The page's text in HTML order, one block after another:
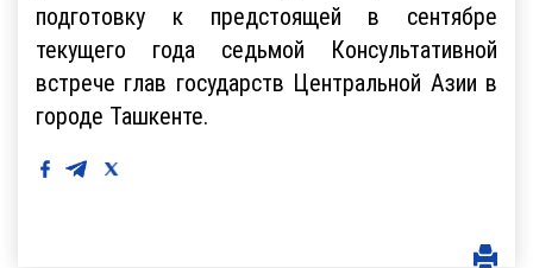
подготовку к предстоящей в сентябре
текущего года седьмой Консультативной
встрече глав государств Центральной Азии в
городе Ташкенте.